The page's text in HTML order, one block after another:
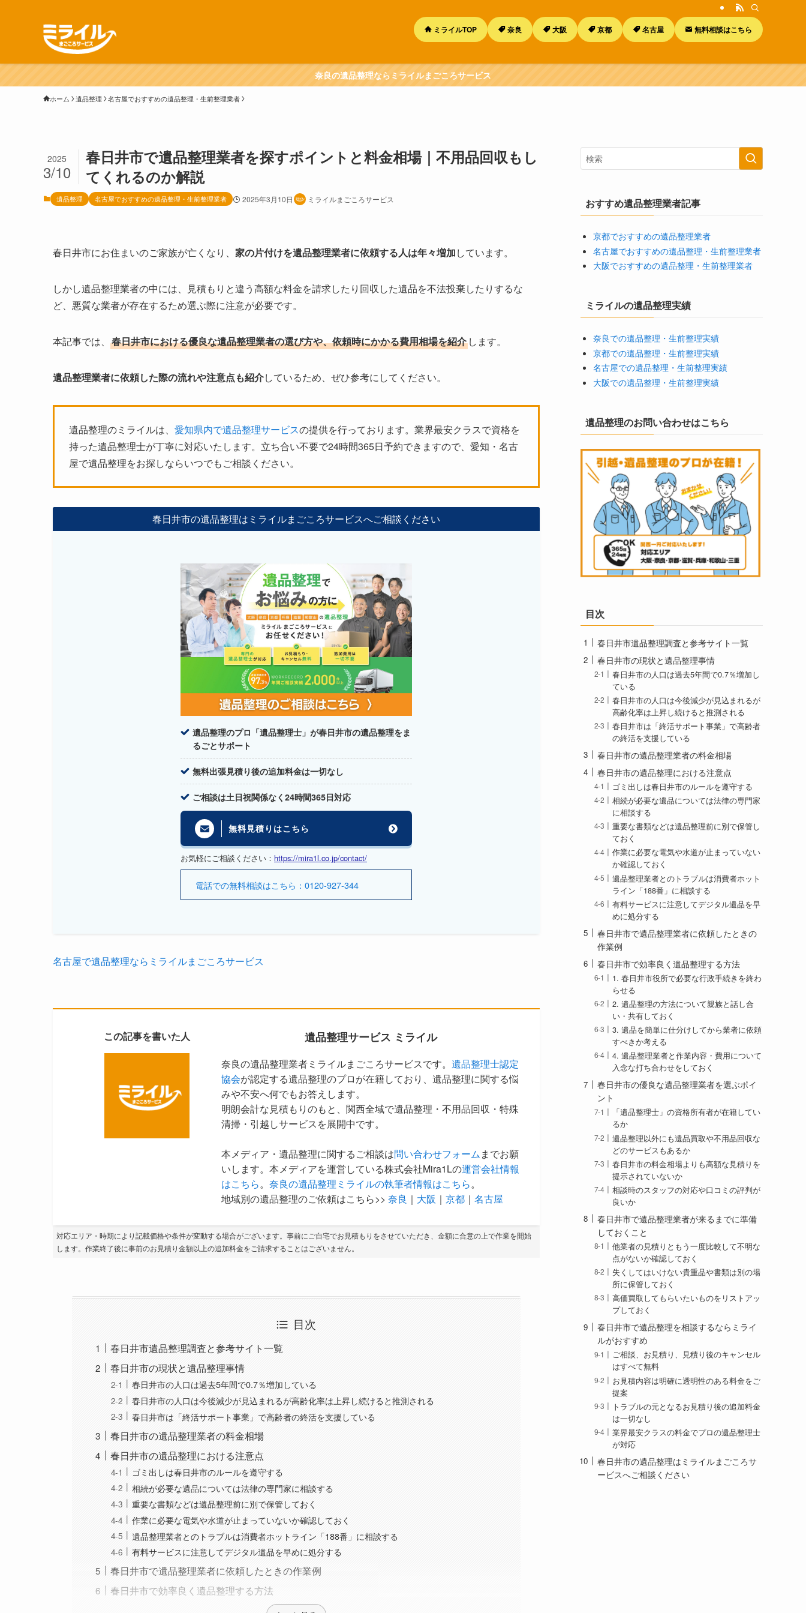
ミライルTOP 奈良 大阪 京都 名古屋 無料相談はこちら
奈良の遺品整理ならミライルまごころサービス
ホーム 遺品整理 名古屋でおすすめの遺品整理・生前整理業者
春日井市で遺品整理業者を探すポイントと料金相場｜不用品回収もし
てくれるのか解説
2025
3/10
遺品整理 名古屋でおすすめの遺品整理・生前整理業者 2025年3月10日 ミライルまごころサービス
春日井市にお住まいのご家族が亡くなり、 家の片付けを遺品整理業者に依頼する人は年々増加しています。
しかし遺品整理業者の中には、見積もりと違う高額な料金を請求したり回収した遺品を不法投棄したりするな
ど、悪質な業者が存在するため選ぶ際に注意が必要です。
本記事では、 春日井市における優良な遺品整理業者の選び方や、依頼時にかかる費用相場を紹介 します。
遺品整理業者に依頼した際の流れや注意点も紹介しているため、ぜひ参考にしてください。
遺品整理のミライルは、 愛知県内で遺品整理サービスの提供を行っております。業界最安クラスで資格を
持った遺品整理士が丁寧に対応いたします。立ち合い不要で24時間365日予約できますので、愛知・名古
屋で遺品整理をお探しならいつでもご相談ください。
春日井市の遺品整理はミライルまごころサービスへご相談ください
遺品整理のプロ「遺品整理士」が春日井市の遺品整理をま
るごとサポート
無料出張見積り後の追加料金は一切なし
ご相談は土日祝関係なく24時間365日対応
無料見積りはこちら
お気軽にご相談ください： https://mira1l.co.jp/contact/
電話での無料相談はこちら：0120-927-344
名古屋で遺品整理ならミライルまごころサービス
この記事を書いた人 遺品整理サービス ミライル
奈良の遺品整理業者ミライルまごころサービスです。遺品整理士認定
協会が認定する遺品整理のプロが在籍しており、遺品整理に関する悩
みや不安へ何でもお答えします。
明朗会計な見積もりのもと、関西全域で遺品整理・不用品回収・特殊
清掃・引越しサービスを展開中です。
本メディア・遺品整理に関するご相談は問い合わせフォームまでお願
いします。本メディアを運営している株式会社Mira1Lの運営会社情報
はこちら。奈良の遺品整理ミライルの執筆者情報はこちら。
地域別の遺品整理のご依頼はこちら>>奈良 ｜ 大阪 ｜京都 ｜名古屋
対応エリア・時期により記載価格や条件が変動する場合がございます。事前にご自宅でお見積もりをさせていただき、金額に合意の上で作業を開始
します。作業終了後に事前のお見積り金額以上の追加料金をご請求することはございません。
目次
春日井市遺品整理調査と参考サイト一覧
春日井市の現状と遺品整理事情
春日井市の人口は過去5年間で0.7％増加している
春日井市の人口は今後減少が見込まれるが高齢化率は上昇し続けると推測される
春日井市は「終活サポート事業」で高齢者の終活を支援している
春日井市の遺品整理業者の料金相場
春日井市の遺品整理における注意点
ゴミ出しは春日井市のルールを遵守する
相続が必要な遺品については法律の専門家に相談する
重要な書類などは遺品整理前に別で保管しておく
作業に必要な電気や水道が止まっていないか確認しておく
遺品整理業者とのトラブルは消費者ホットライン「188番」に相談する
有料サービスに注意してデジタル遺品を早めに処分する
春日井市で遺品整理業者に依頼したときの作業例
春日井市で効率良く遺品整理する方法
おすすめ遺品整理業者記事
京都でおすすめの遺品整理業者
名古屋でおすすめの遺品整理・生前整理業者
大阪でおすすめの遺品整理・生前整理業者
ミライルの遺品整理実績
奈良での遺品整理・生前整理実績
京都での遺品整理・生前整理実績
名古屋での遺品整理・生前整理実績
大阪での遺品整理・生前整理実績
遺品整理のお問い合わせはこちら
目次
春日井市遺品整理調査と参考サイト一覧
春日井市の現状と遺品整理事情
春日井市の人口は過去5年間で0.7％増加し
ている
春日井市の人口は今後減少が見込まれるが
高齢化率は上昇し続けると推測される
春日井市は「終活サポート事業」で高齢者
の終活を支援している
春日井市の遺品整理業者の料金相場
春日井市の遺品整理における注意点
ゴミ出しは春日井市のルールを遵守する
相続が必要な遺品については法律の専門家
に相談する
重要な書類などは遺品整理前に別で保管し
ておく
作業に必要な電気や水道が止まっていない
か確認しておく
遺品整理業者とのトラブルは消費者ホット
ライン「188番」に相談する
有料サービスに注意してデジタル遺品を早
めに処分する
春日井市で遺品整理業者に依頼したときの
作業例
春日井市で効率良く遺品整理する方法
1. 春日井市役所で必要な行政手続きを終わ
らせる
2. 遺品整理の方法について親族と話し合
い・共有しておく
3. 遺品を簡単に仕分けしてから業者に依頼
すべきか考える
4. 遺品整理業者と作業内容・費用について
入念な打ち合わせをしておく
春日井市の優良な遺品整理業者を選ぶポイ
ント
「遺品整理士」の資格所有者が在籍してい
るか
遺品整理以外にも遺品買取や不用品回収な
どのサービスもあるか
春日井市の料金相場よりも高額な見積りを
提示されていないか
相談時のスタッフの対応や口コミの評判が
良いか
春日井市で遺品整理業者が来るまでに準備
しておくこと
他業者の見積りともう一度比較して不明な
点がないか確認しておく
失くしてはいけない貴重品や書類は別の場
所に保管しておく
高価買取してもらいたいものをリストアッ
プしておく
春日井市で遺品整理を相談するならミライ
ルがおすすめ
ご相談、お見積り、見積り後のキャンセル
はすべて無料
お見積内容は明確に透明性のある料金をご
提案
トラブルの元となるお見積り後の追加料金
は一切なし
業界最安クラスの料金でプロの遺品整理士
が対応
春日井市の遺品整理はミライルまごころサ
ービスへご相談ください